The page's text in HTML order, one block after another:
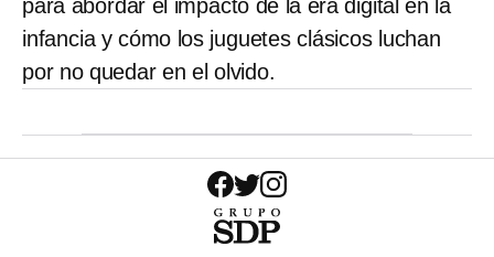
para abordar el impacto de la era digital en la
infancia y cómo los juguetes clásicos luchan
por no quedar en el olvido.